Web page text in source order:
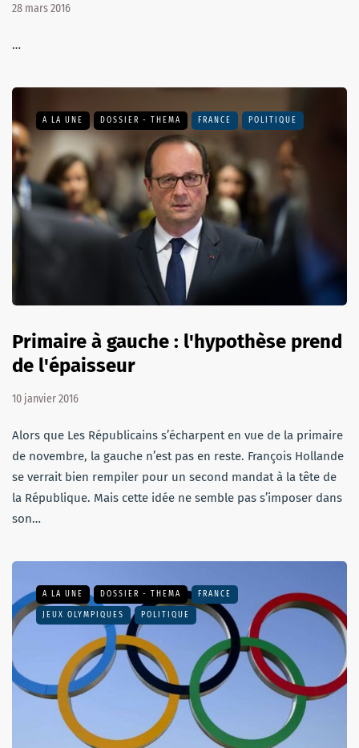
28 mars 2016
…
A LA UNE DOSSIER - THEMA FRANCE POLITIQUE
Primaire à gauche : l'hypothèse prend
de l'épaisseur
10 janvier 2016
Alors que Les Républicains s’écharpent en vue de la primaire
de novembre, la gauche n’est pas en reste. François Hollande
se verrait bien rempiler pour un second mandat à la tête de
la République. Mais cette idée ne semble pas s’imposer dans
son…
A LA UNE DOSSIER - THEMA FRANCE
JEUX OLYMPIQUES POLITIQUE